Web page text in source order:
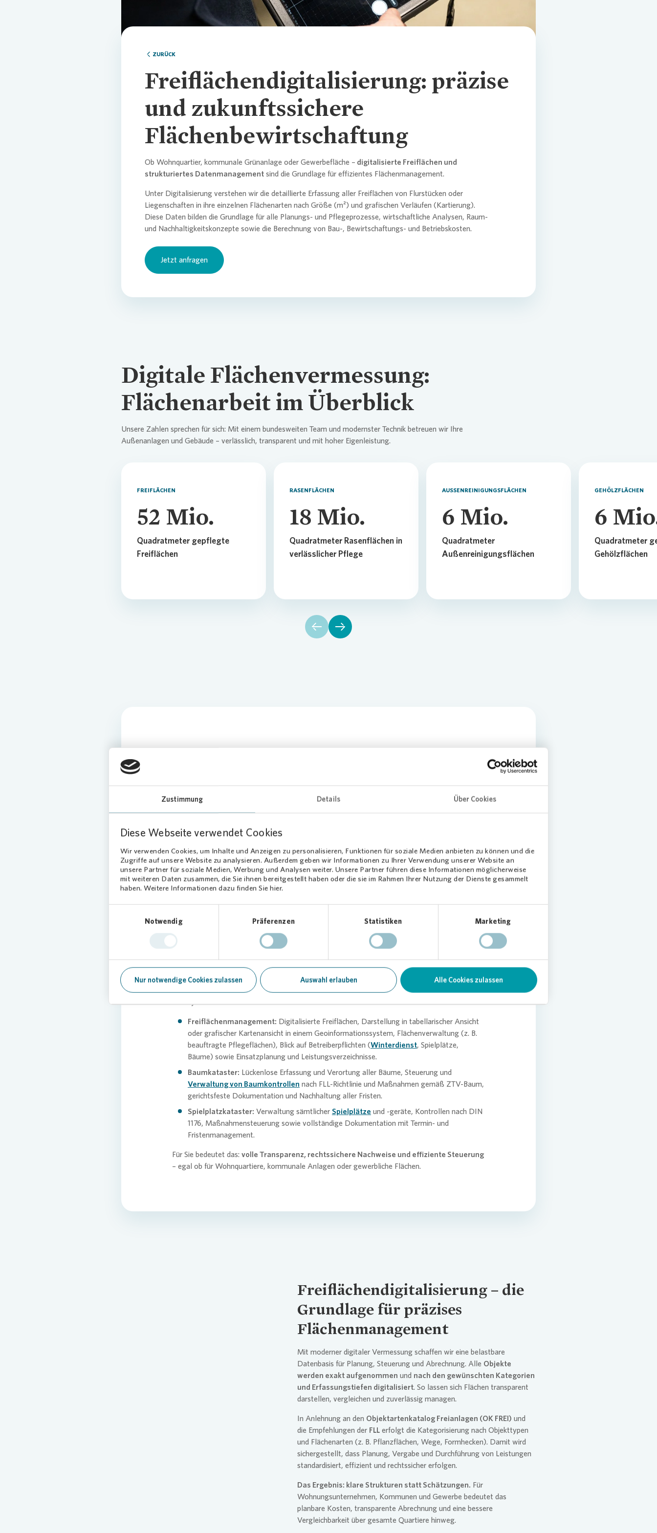
Zustimmung Details Über Cookies
Diese Webseite verwendet Cookies
Wir verwenden Cookies, um Inhalte und Anzeigen zu personalisieren, Funktionen für soziale Medien anbieten zu können und die
Zugriffe auf unsere Website zu analysieren. Außerdem geben wir Informationen zu Ihrer Verwendung unserer Website an
unsere Partner für soziale Medien, Werbung und Analysen weiter. Unsere Partner führen diese Informationen möglicherweise
mit weiteren Daten zusammen, die Sie ihnen bereitgestellt haben oder die sie im Rahmen Ihrer Nutzung der Dienste gesammelt
haben. Weitere Informationen dazu finden Sie hier.
Notwendig
Präferenzen Statistiken Marketing
Nur notwendige Cookies zulassen Auswahl erlauben Alle Cookies zulassen
Winterdienst
Operative und strategische Beratung
ZURÜCK
Freiflächendigitalisierung: präzise
und zukunftssichere
Flächenbewirtschaftung
Ob Wohnquartier, kommunale Grünanlage oder Gewerbefläche – digitalisierte Freiflächen und
strukturiertes Datenmanagement sind die Grundlage für effizientes Flächenmanagement.
Unter Digitalisierung verstehen wir die detaillierte Erfassung aller Freiflächen von Flurstücken oder
Liegenschaften in ihre einzelnen Flächenarten nach Größe (m²) und grafischen Verläufen (Kartierung).
Diese Daten bilden die Grundlage für alle Planungs- und Pflegeprozesse, wirtschaftliche Analysen, Raum-
und Nachhaltigkeitskonzepte sowie die Berechnung von Bau-, Bewirtschaftungs- und Betriebskosten.
Jetzt anfragen
Digitale Flächenvermessung:
Flächenarbeit im Überblick
Unsere Zahlen sprechen für sich: Mit einem bundesweiten Team und modernster Technik betreuen wir Ihre
Außenanlagen und Gebäude – verlässlich, transparent und mit hoher Eigenleistung.
FREIFLÄCHEN
52 Mio.
Quadratmeter gepflegte
Freiflächen
RASENFLÄCHEN
18 Mio.
Quadratmeter Rasenflächen in
verlässlicher Pflege
AUSSENREINIGUNGSFLÄCHEN
6 Mio.
Quadratmeter
Außenreinigungsflächen
GEHÖLZFLÄCHEN
6
Quadratmeter
Gehölzflächen
professionelles
Freiflächenmanagement-
System?
Viele Immobilien- und Flächenbestände leiden unter veralteten, unvollständigen Daten oder
nicht vorhandenen Informationen. Das führt zu falschen Entscheidungen, aufwendigen
Abstimmungen und unnötigen Kosten. Unsere Lösung:
Kombination mit einem professionellen Freiflächenmanagement-System.
So stellen wir sicher, dass Ihre Flächen nicht nur einmalig präzise erfasst, sondern laufend
gepflegt, aktualisiert und für verschiedenste Anwendungen nutzbar sind, von
Leistungsverzeichnissen über Budgetplanung bis hin zu ESG-Nachweisen. Unsere
geschulten Fachkräfteübernehmen Beratung, Digitalisierung, Datenpflege sowie die
systemische Verwaltung und Steuerung sämtlicher Leistungen im infrastrukturellen
Flächenmanagement – als Gesamtpaket oder in einzelnen Modulen.
Das System deckt drei zentrale Bereiche ab:
Freiflächenmanagement: Digitalisierte Freiflächen, Darstellung in tabellarischer Ansicht
oder grafischer Kartenansicht in einem Geoinformationssystem, Flächenverwaltung (z. B.
beauftragte Pflegeflächen), Blick auf Betreiberpflichten (Winterdienst, Spielplätze,
Bäume) sowie Einsatzplanung und Leistungsverzeichnisse.
Baumkataster: Lückenlose Erfassung und Verortung aller Bäume, Steuerung und
Verwaltung von Baumkontrollen nach FLL-Richtlinie und Maßnahmen gemäß ZTV-Baum,
gerichtsfeste Dokumentation und Nachhaltung aller Fristen.
Spielplatzkataster: Verwaltung sämtlicher Spielplätze und -geräte, Kontrollen nach DIN
1176, Maßnahmensteuerung sowie vollständige Dokumentation mit Termin- und
Fristenmanagement.
Für Sie bedeutet das: volle Transparenz, rechtssichere Nachweise und effiziente Steuerung
– egal ob für Wohnquartiere, kommunale Anlagen oder gewerbliche Flächen.
Freiflächendigitalisierung – die
Grundlage für präzises
Flächenmanagement
Mit moderner digitaler Vermessung schaffen wir eine belastbare
Datenbasis für Planung, Steuerung und Abrechnung. Alle Objekte
werden exakt aufgenommen und nach den gewünschten Kategorien
und Erfassungstiefen digitalisiert. So lassen sich Flächen transparent
darstellen, vergleichen und zuverlässig managen.
In Anlehnung an den Objektartenkatalog Freianlagen (OK FREI) und
die Empfehlungen der FLL erfolgt die Kategorisierung nach Objekttypen
und Flächenarten (z. B. Pflanzflächen, Wege, Formhecken). Damit wird
sichergestellt, dass Planung, Vergabe und Durchführung von Leistungen
standardisiert, effizient und rechtssicher erfolgen.
Das Ergebnis: klare Strukturen statt Schätzungen. Für
Wohnungsunternehmen, Kommunen und Gewerbe bedeutet das
planbare Kosten, transparente Abrechnung und eine bessere
Vergleichbarkeit über gesamte Quartiere hinweg.